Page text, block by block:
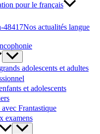
pour le français
Nos actualités langue
adolescents et adultes
et adolescents
Frantastique
examens